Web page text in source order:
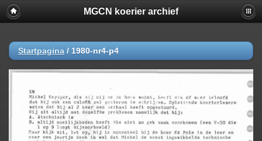
MGCN koerier archief
Startpagina / 1980-nr4-p4